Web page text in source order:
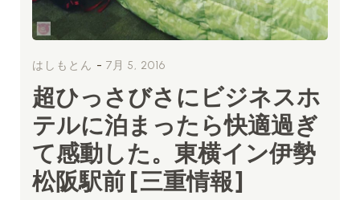
はしもとん - 7月 5, 2016
超ひっさびさにビジネスホ
テルに泊まったら快適過ぎ
て感動した。東横イン伊勢
松阪駅前 [三重情報]